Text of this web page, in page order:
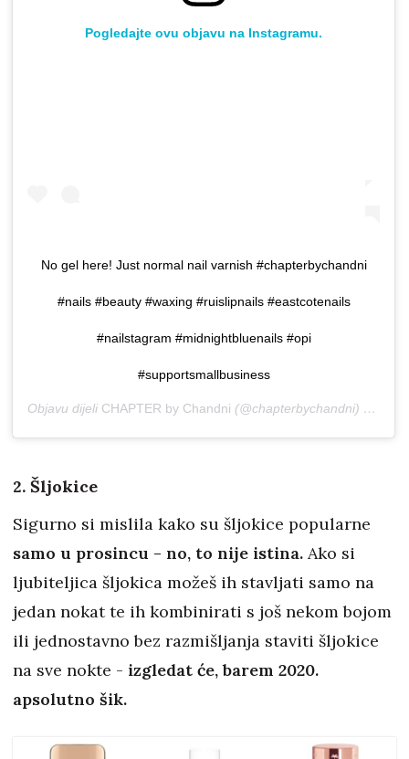
Pogledajte ovu objavu na Instagramu.
No gel here! Just normal nail varnish #chapterbychandni
#nails #beauty #waxing #ruislipnails #eastcotenails
#nailstagram #midnightbluenails #opi
#supportsmallbusiness
Objavu dijeli CHAPTER by Chandni (@chapterbychandni) Stu 27,
2. Šljokice
Sigurno si mislila kako su šljokice popularne
samo u prosincu - no, to nije istina. Ako si
ljubiteljica šljokica možeš ih stavljati samo na
jedan nokat te ih kombinirati s još nekom bojom
ili jednostavno bez razmišljanja staviti šljokice
na sve nokte - izgledat će, barem 2020.
apsolutno šik.